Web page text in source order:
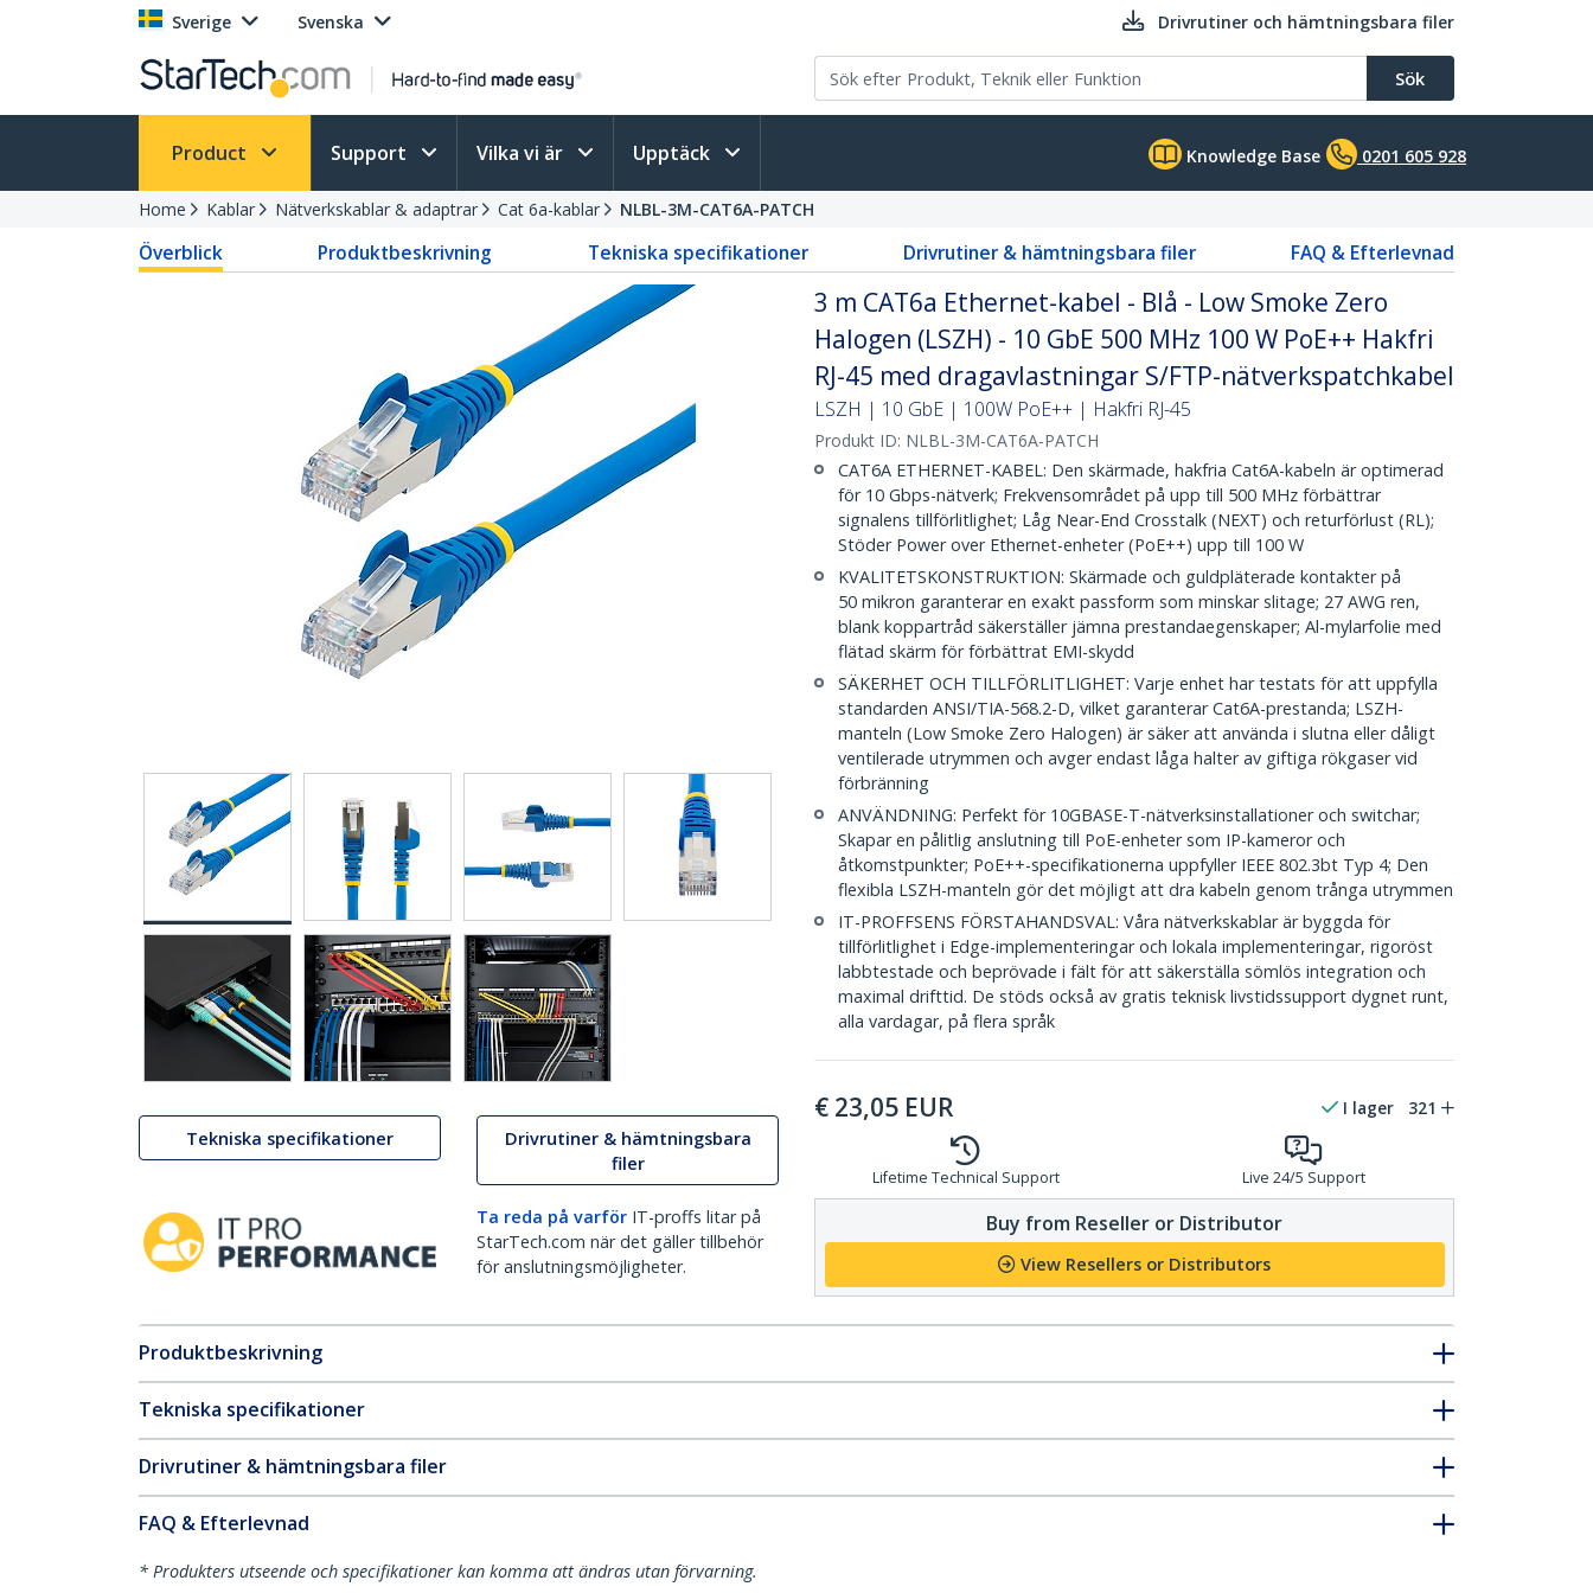
Sverige Svenska Drivrutiner och hämtningsbara filer
Sök
Product Support Vilka vi är Upptäck Knowledge Base 0201 605 928
Home Kablar Nätverkskablar & adaptrar Cat 6a-kablar NLBL-3M-CAT6A-PATCH
Överblick Produktbeskrivning Tekniska specifikationer Drivrutiner & hämtningsbara filer FAQ & Efterlevnad
Tekniska specifikationer
Drivrutiner & hämtningsbara
filer
Ta reda på varför IT-proffs litar på
StarTech.com när det gäller tillbehör
för anslutningsmöjligheter.
3 m CAT6a Ethernet-kabel - Blå - Low Smoke Zero
Halogen (LSZH) - 10 GbE 500 MHz 100 W PoE++ Hakfri
RJ-45 med dragavlastningar S/FTP-nätverkspatchkabel
LSZH | 10 GbE | 100W PoE++ | Hakfri RJ-45
Produkt ID: NLBL-3M-CAT6A-PATCH
CAT6A ETHERNET-KABEL: Den skärmade, hakfria Cat6A-kabeln är optimerad
för 10 Gbps-nätverk; Frekvensområdet på upp till 500 MHz förbättrar
signalens tillförlitlighet; Låg Near-End Crosstalk (NEXT) och returförlust (RL);
Stöder Power over Ethernet-enheter (PoE++) upp till 100 W
KVALITETSKONSTRUKTION: Skärmade och guldpläterade kontakter på
50 mikron garanterar en exakt passform som minskar slitage; 27 AWG ren,
blank koppartråd säkerställer jämna prestandaegenskaper; Al-mylarfolie med
flätad skärm för förbättrat EMI-skydd
SÄKERHET OCH TILLFÖRLITLIGHET: Varje enhet har testats för att uppfylla
standarden ANSI/TIA-568.2-D, vilket garanterar Cat6A-prestanda; LSZH-
manteln (Low Smoke Zero Halogen) är säker att använda i slutna eller dåligt
ventilerade utrymmen och avger endast låga halter av giftiga rökgaser vid
förbränning
ANVÄNDNING: Perfekt för 10GBASE-T-nätverksinstallationer och switchar;
Skapar en pålitlig anslutning till PoE-enheter som IP-kameror och
åtkomstpunkter; PoE++-specifikationerna uppfyller IEEE 802.3bt Typ 4; Den
flexibla LSZH-manteln gör det möjligt att dra kabeln genom trånga utrymmen
IT-PROFFSENS FÖRSTAHANDSVAL: Våra nätverkskablar är byggda för
tillförlitlighet i Edge-implementeringar och lokala implementeringar, rigoröst
labbtestade och beprövade i fält för att säkerställa sömlös integration och
maximal drifttid. De stöds också av gratis teknisk livstidssupport dygnet runt,
alla vardagar, på flera språk
€ 23,05 EUR I lager 321
Lifetime Technical Support Live 24/5 Support
Buy from Reseller or Distributor
View Resellers or Distributors
Produktbeskrivning
Tekniska specifikationer
Drivrutiner & hämtningsbara filer
FAQ & Efterlevnad
* Produkters utseende och specifikationer kan komma att ändras utan förvarning.